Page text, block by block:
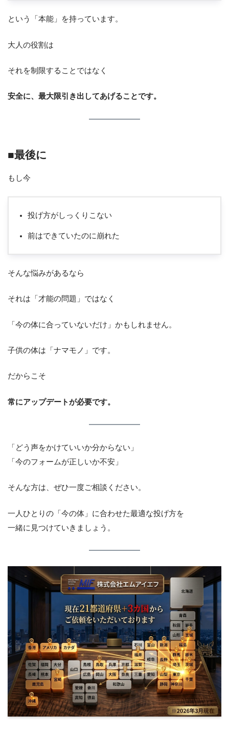
という「本能」を持っています。
大人の役割は
それを制限することではなく
安全に、最大限引き出してあげることです。
■最後に
もし今
投げ方がしっくりこない
前はできていたのに崩れた
そんな悩みがあるなら
それは「才能の問題」ではなく
「今の体に合っていないだけ」かもしれません。
子供の体は「ナマモノ」です。
だからこそ
常にアップデートが必要です。
「どう声をかけていいか分からない」
「今のフォームが正しいか不安」
そんな方は、ぜひ一度ご相談ください。
一人ひとりの「今の体」に合わせた最適な投げ方を
一緒に見つけていきましょう。